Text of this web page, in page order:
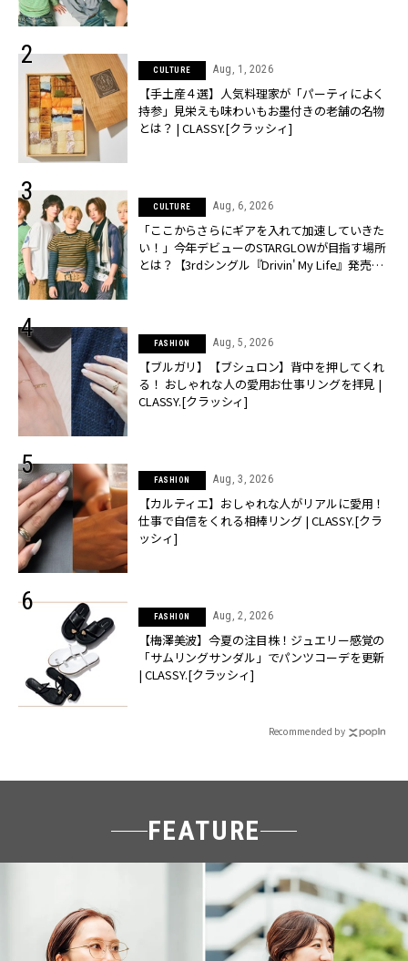
CULTURE Aug, 1, 2026
【手土産４選】人気料理家が「パーティによく
持参」見栄えも味わいもお墨付きの老舗の名物
とは？ | CLASSY.[クラッシィ]
CULTURE Aug, 6, 2026
「ここからさらにギアを入れて加速していきた
い！」今年デビューのSTARGLOWが目指す場所
とは？【3rdシングル『Drivin' My Life』発売】 |
FASHION Aug, 5, 2026
【ブルガリ】【ブシュロン】背中を押してくれ
る！ おしゃれな人の愛用お仕事リングを拝見 |
CLASSY.[クラッシィ]
FASHION Aug, 3, 2026
【カルティエ】おしゃれな人がリアルに愛用！
仕事で自信をくれる相棒リング | CLASSY.[クラ
ッシィ]
FASHION Aug, 2, 2026
【梅澤美波】今夏の注目株！ジュエリー感覚の
「サムリングサンダル」でパンツコーデを更新
| CLASSY.[クラッシィ]
Recommended by
FEATURE